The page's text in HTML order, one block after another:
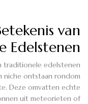
van
Edelstenen
traditionele edelstenen
niche ontstaan rondom
Deze omvatten echte
uit meteorieten of